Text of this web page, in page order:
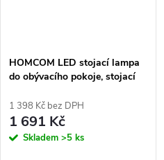
HOMCOM LED stojací lampa
do obývacího pokoje, stojací
K, nožní spínač, 25 x 25 x 134
cm, mosazná barva
1 398 Kč bez DPH
1 691 Kč
Skladem >5 ks